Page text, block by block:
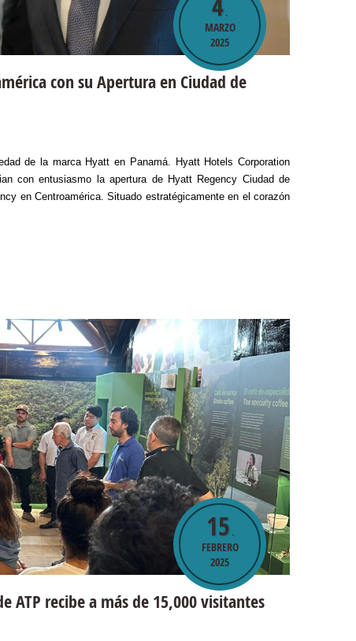
.
MARZO
2025
con su Apertura en Ciudad de
de la marca Hyatt en Panamá. Hyatt Hotels Corporation
con entusiasmo la apertura de Hyatt Regency Ciudad de
en Centroamérica. Situado estratégicamente en el corazón
15 .
FEBRERO
2025
ATP recibe a más de 15,000 visitantes